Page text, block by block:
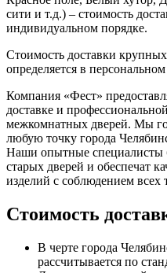
сити и т.д.) – стоимость
индивидуальном порядке.
Стоимость доставки
определяется в
Компания «Фест»
доставке и
межкомнатных дверей. Мы
любую точку города
Наши опытные специалисты
старых дверей и обеспечат
изделий с соблюдением всех
Стоимость
В черте города
рассчитывается по